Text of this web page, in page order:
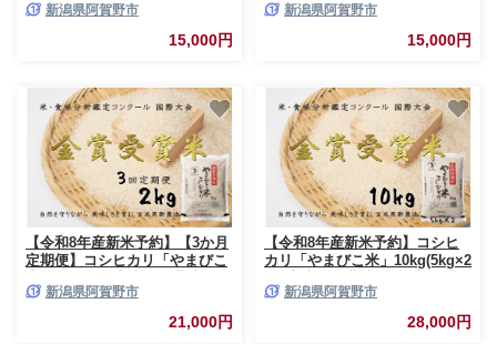
賞受賞 特別栽培米 白米 精米 農
家直送 新潟県 米 こめ コメ 新
米 新米予約 令和8年度産 10月
新潟県阿賀野市
15,000円
米 精米 農家直送 新潟県 米 こ
め コメ 新米 新米予約 令和８年
度産 10月中旬より順次発送予定
新潟県阿賀野市
15,000円
【令和8年産新米予約】【3か月
定期便】コシヒカリ「やまびこ
賞受賞 特別栽培米 白米 精米 農
家直送 新潟県 米 こめ コメ 新
米 新米予約 令和８年度産 10月
新潟県阿賀野市
21,000円
【令和8年産新米予約】コシヒ
カリ「やまびこ米」10kg(5kg×2
栽培米 白米 精米 農家直送 新潟
県 米 こめ コメ 新米 新米予約
令和8年度産 10月中旬より順次
新潟県阿賀野市
28,000円